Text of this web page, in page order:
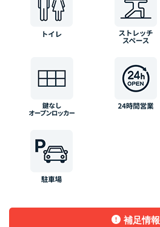
補足情報